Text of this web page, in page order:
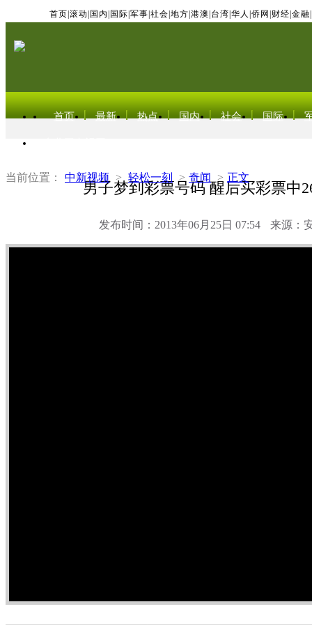
首页 滚动 国内 国际 军事 社会 地方 港澳 台湾 华人 侨网 财经 金融
首页 最新 热点 国内 社会 国际
当前位置： 中新视频 > 轻松一刻 > 奇闻 > 正文
男子梦到彩票号码 醒后买彩票中
发布时间：2013年06月25日 07:54 来源：